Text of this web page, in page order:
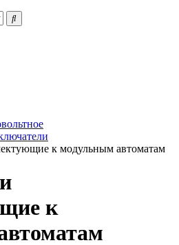
к модульным автоматам
к